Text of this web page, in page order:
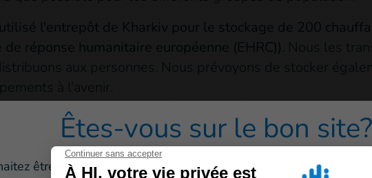
l'entrepôt de Kharkiv pour le stockage de 200
réponse humanitaire européenne (EHRC)). Nous les
aux personnes. Nous prévoyons de stocker
à l'avenir.
d'être leur partenaire. L'équipe répond très rapidement
sommes absolument satisfaits de notre partenariat avec
Êtes-vous sur le bon site?
être redirigé vers un de nos sites grand public cliquez sur